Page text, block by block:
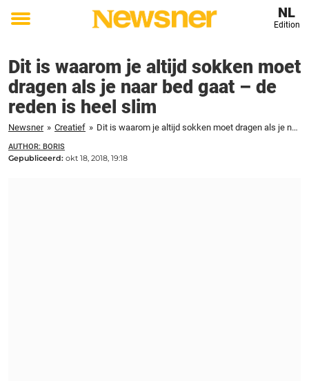
Toggle
NL
Edition
Dit is waarom je altijd sokken moet
dragen als je naar bed gaat – de
reden is heel slim
Newsner » Creatief » Dit is waarom je altijd sokken moet dragen als je naar bed gaat - de reden is heel slim
AUTHOR: BORIS
Gepubliceerd: okt 18, 2018, 19:18